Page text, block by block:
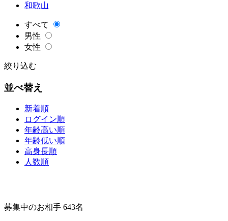
和歌山
すべて
男性
女性
絞り込む
並べ替え
新着順
ログイン順
年齢高い順
年齢低い順
高身長順
人数順
募集中のお相手 643名